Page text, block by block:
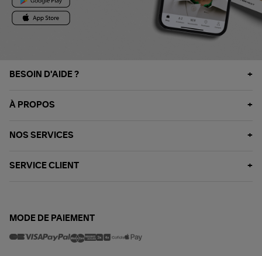
BESOIN D'AIDE ?
À PROPOS
NOS SERVICES
SERVICE CLIENT
MODE DE PAIEMENT